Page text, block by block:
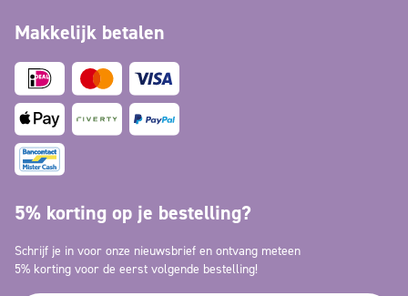
Makkelijk betalen
5% korting op je bestelling?
Schrijf je in voor onze nieuwsbrief en ontvang meteen
5% korting voor de eerst volgende bestelling!